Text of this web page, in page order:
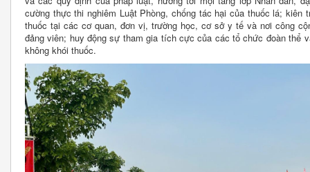
cường thực thi nghiêm Luật Phòng, chống tác hại của thuốc lá;
thuốc tại các cơ quan, đơn vị, trường học, cơ sở y tế và nơi công
đảng viên; huy động sự tham gia tích cực của các tổ chức đoàn thể
không khói thuốc.